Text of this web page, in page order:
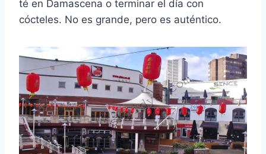
té en Damascena o terminar el día con
cócteles. No es grande, pero es auténtico.